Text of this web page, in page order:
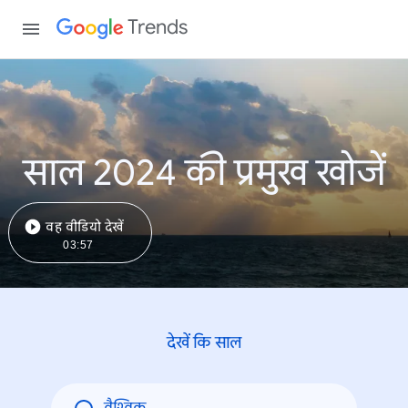
Trends
साल 2024 की प्रमुख खोजें
वह वीडियो देखें
03:57
देखें कि साल